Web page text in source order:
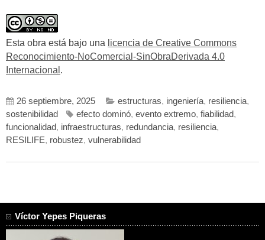
Esta obra está bajo una licencia de Creative Commons
Reconocimiento-NoComercial-SinObraDerivada 4.0
Internacional .
26 septiembre, 2025 estructuras, ingeniería, resiliencia,
sostenibilidad
efecto dominó, evento extremo, fiabilidad,
funcionalidad, infraestructuras, redundancia, resiliencia,
RESILIFE, robustez, vulnerabilidad
Víctor Yepes Piqueras